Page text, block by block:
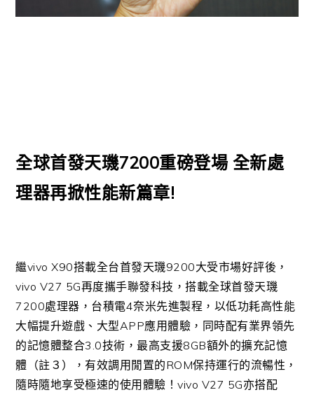
全球首發天璣7200重磅登場 全新處
理器再掀性能新篇章!
繼vivo X90搭載全台首發天璣9200大受市場好評後，
vivo V27 5G再度攜手聯發科技，搭載全球首發天璣
7200處理器，台積電4奈米先進製程，以低功耗高性能
大幅提升遊戲、大型APP應用體驗，同時配有業界領先
的記憶體整合3.0技術，最高支援8GB額外的擴充記憶
體（註３），有效調用閒置的ROM保持運行的流暢性，
隨時隨地享受極速的使用體驗！vivo V27 5G亦搭配